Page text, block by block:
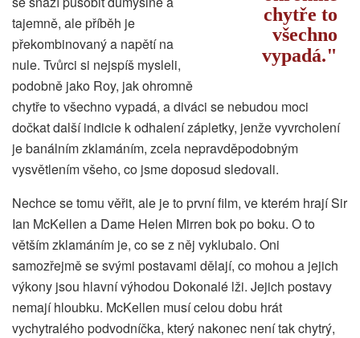
chytře to
všechno
vypadá.
tajemně, ale příběh je
překombinovaný a napětí na
nule. Tvůrci si nejspíš mysleli,
podobně jako Roy, jak ohromně
chytře to všechno vypadá, a diváci se nebudou moci
dočkat další indicie k odhalení zápletky, jenže vyvrcholení
je banálním zklamáním, zcela nepravděpodobným
vysvětlením všeho, co jsme doposud sledovali.
Nechce se tomu věřit, ale je to první film, ve kterém hrají Sir
Ian McKellen a Dame Helen Mirren bok po boku. O to
větším zklamáním je, co se z něj vyklubalo. Oni
samozřejmě se svými postavami dělají, co mohou a jejich
výkony jsou hlavní výhodou Dokonalé lži. Jejich postavy
nemají hloubku. McKellen musí celou dobu hrát
vychytralého podvodníčka, který nakonec není tak chytrý,